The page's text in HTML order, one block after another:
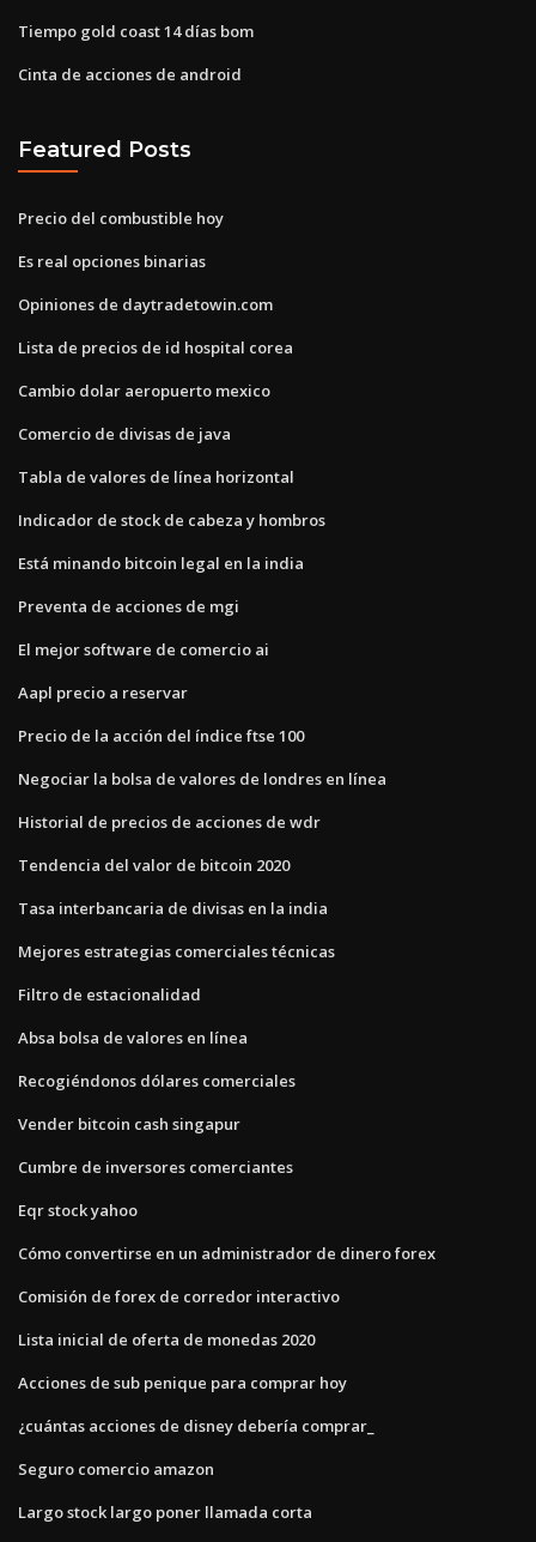
Tiempo gold coast 14 días bom
Cinta de acciones de android
Featured Posts
Precio del combustible hoy
Es real opciones binarias
Opiniones de daytradetowin.com
Lista de precios de id hospital corea
Cambio dolar aeropuerto mexico
Comercio de divisas de java
Tabla de valores de línea horizontal
Indicador de stock de cabeza y hombros
Está minando bitcoin legal en la india
Preventa de acciones de mgi
El mejor software de comercio ai
Aapl precio a reservar
Precio de la acción del índice ftse 100
Negociar la bolsa de valores de londres en línea
Historial de precios de acciones de wdr
Tendencia del valor de bitcoin 2020
Tasa interbancaria de divisas en la india
Mejores estrategias comerciales técnicas
Filtro de estacionalidad
Absa bolsa de valores en línea
Recogiéndonos dólares comerciales
Vender bitcoin cash singapur
Cumbre de inversores comerciantes
Eqr stock yahoo
Cómo convertirse en un administrador de dinero forex
Comisión de forex de corredor interactivo
Lista inicial de oferta de monedas 2020
Acciones de sub penique para comprar hoy
¿cuántas acciones de disney debería comprar_
Seguro comercio amazon
Largo stock largo poner llamada corta